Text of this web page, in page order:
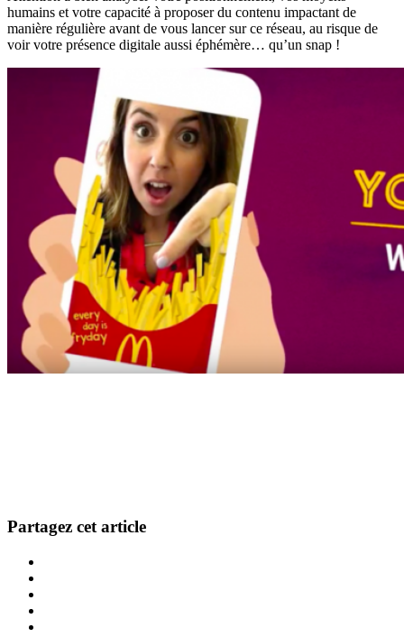
humains et votre capacité à proposer du contenu impactant de
manière régulière avant de vous lancer sur ce réseau, au risque de
voir votre présence digitale aussi éphémère… qu’un snap !
Partagez cet article